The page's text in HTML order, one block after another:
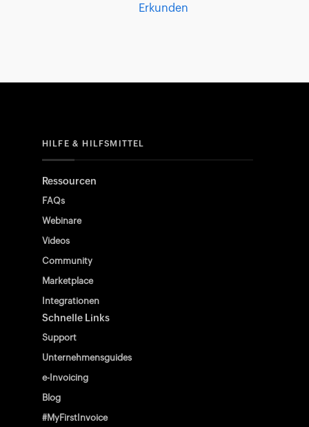
Erkunden
HILFE & HILFSMITTEL
Ressourcen
FAQs
Webinare
Videos
Community
Marketplace
Integrationen
Schnelle Links
Support
Unternehmensguides
e-Invoicing
Blog
#MyFirstInvoice